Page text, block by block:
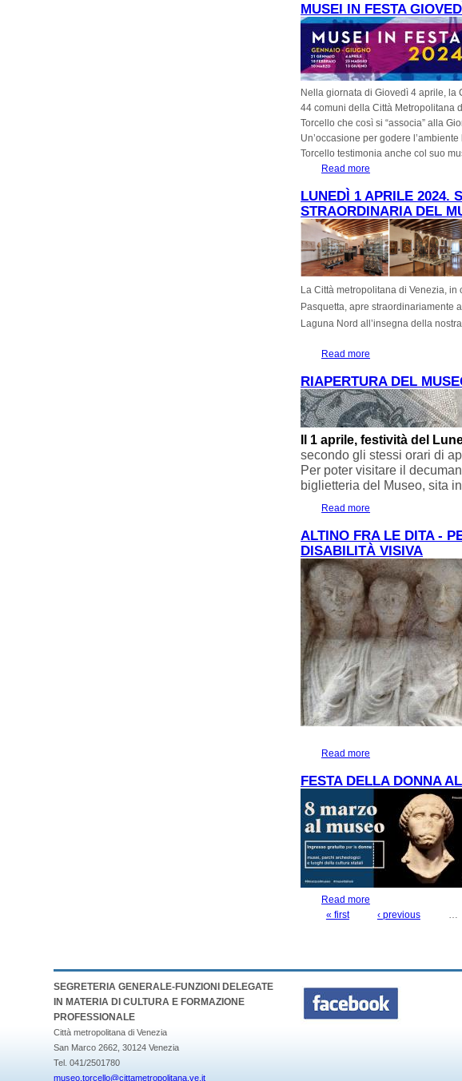
MUSEI IN FESTA
Nella giornata di Giovedì 4 aprile, la
44 comuni della Città Metropolitana
Torcello che così si “associa” alla
Un’occasione per godere
Torcello testimonia anche col suo
Read more
LUNEDÌ 1 APRILE 2024.
STRAORDINARIA DEL
La Città metropolitana di Venezia,
Pasquetta, apre straordinariamente
Laguna Nord all’insegna della
Read more
RIAPERTURA DEL
Il 1 aprile, festività del
secondo gli stessi orari di
Per poter visitare il
biglietteria del Museo, sita
Read more
ALTINO FRA LE DITA -
DISABILITÀ VISIVA
Read more
FESTA DELLA DONNA
Read more
« first ‹ previous …
SEGRETERIA GENERALE-FUNZIONI DELEGATE
IN MATERIA DI CULTURA E FORMAZIONE
PROFESSIONALE
Città metropolitana di Venezia
San Marco 2662, 30124 Venezia
Tel. 041/2501780
museo.torcello@cittametropolitana.ve.it